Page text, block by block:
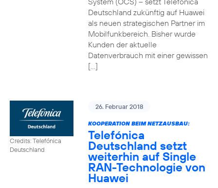
Deutschland zukünftig auf Huawei
als neuen strategischen Partner im
Mobilfunkbereich. Bisher wurde
Kunden der aktuelle
Datenverbrauch mit einer gewissen
[…]
Credits: Telefónica
Deutschland
26. Februar 2018
KOOPERATION BEIM NETZAUSBAU:
Telefónica
Deutschland setzt
weiterhin auf Single
RAN-Technologie von
Huawei